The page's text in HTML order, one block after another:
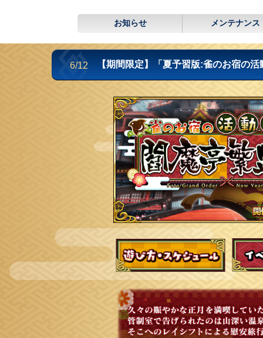
お知らせ メンテナンス
6/12 【期間限定】「夏予習版:雀のお宿の